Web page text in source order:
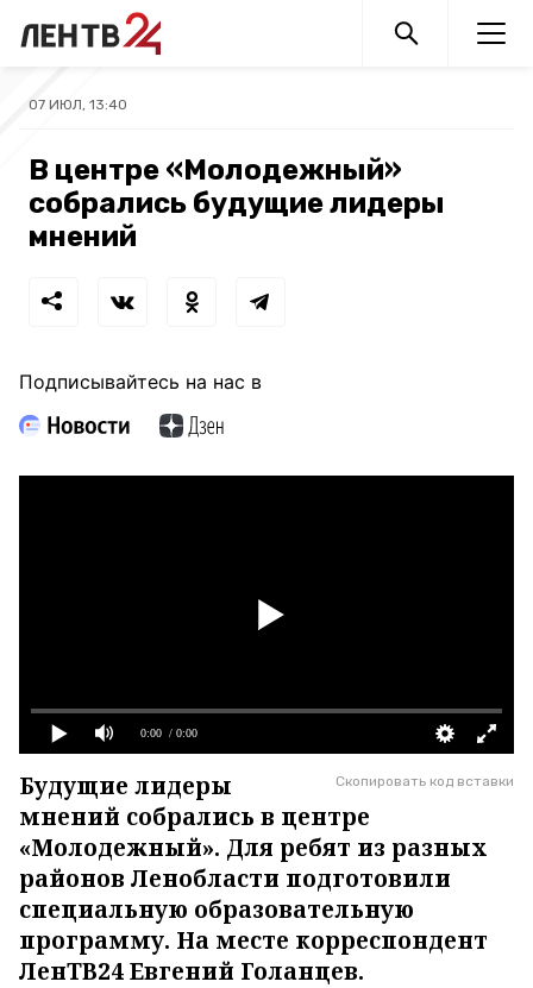
07 ИЮЛ, 13:40
В центре «Молодежный»
собрались будущие лидеры
мнений
Подписывайтесь на нас в
0:00 / 0:00
Скопировать код вставки
Будущие лидеры
мнений собрались в центре
«Молодежный». Для ребят из разных
районов Ленобласти подготовили
специальную образовательную
программу. На месте корреспондент
ЛенТВ24 Евгений Голанцев.